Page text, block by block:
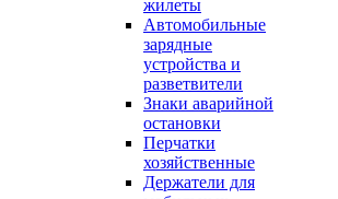
жилеты
Автомобильные
зарядные
устройства и
разветвители
Знаки аварийной
остановки
Перчатки
хозяйственные
Держатели для